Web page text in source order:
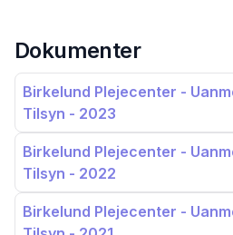
Dokumenter
Birkelund Plejecenter -
Tilsyn - 2023
Birkelund Plejecenter -
Tilsyn - 2022
Birkelund Plejecenter -